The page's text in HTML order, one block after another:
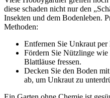
diese schaden nicht nur den
Insekten und dem Bodenleben.
Methoden:
Entfernen Sie Unkraut per
Fördern Sie Nützlinge
Blattläuse fressen.
Decken Sie den Boden
ab, um Unkraut zu